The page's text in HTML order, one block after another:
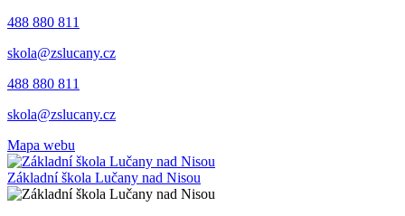
488 880 811
skola@zslucany.cz
488 880 811
skola@zslucany.cz
Mapa webu
Základní škola Lučany nad Nisou